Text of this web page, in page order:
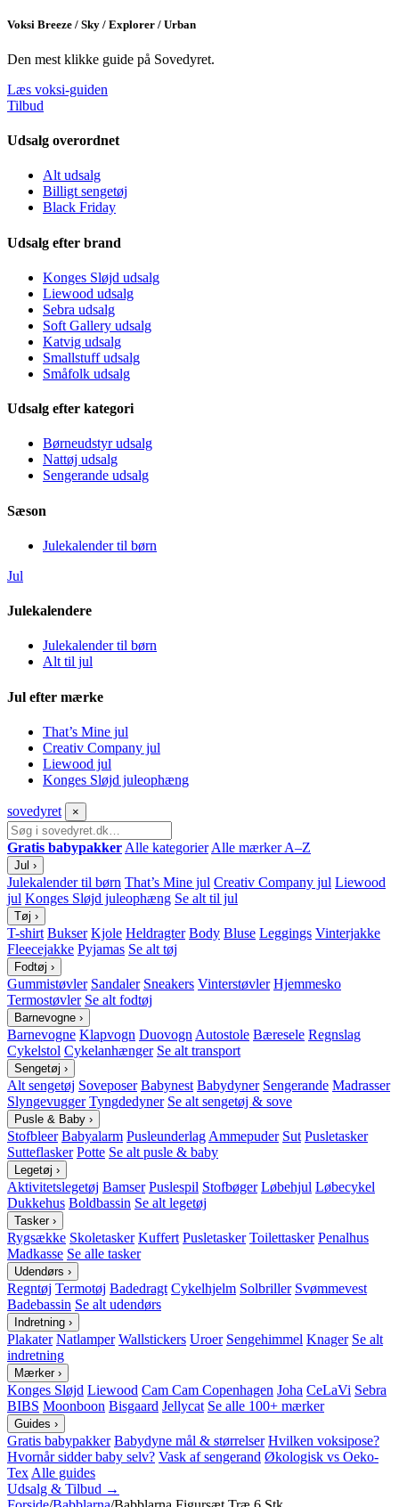
Voksi Breeze / Sky / Explorer / Urban
Den mest klikke guide på Sovedyret.
Læs voksi-guiden
Tilbud
Udsalg overordnet
Alt udsalg
Billigt sengetøj
Black Friday
Udsalg efter brand
Konges Sløjd udsalg
Liewood udsalg
Sebra udsalg
Soft Gallery udsalg
Katvig udsalg
Smallstuff udsalg
Småfolk udsalg
Udsalg efter kategori
Børneudstyr udsalg
Nattøj udsalg
Sengerande udsalg
Sæson
Julekalender til børn
Jul
Julekalendere
Julekalender til børn
Alt til jul
Jul efter mærke
That’s Mine jul
Creativ Company jul
Liewood jul
Konges Sløjd juleophæng
sovedyret ×
Gratis babypakker Alle kategorier Alle mærker A–Z
Jul ›
Julekalender til børn That’s Mine jul Creativ Company jul Liewood
jul Konges Sløjd juleophæng Se alt til jul
Tøj ›
T-shirt Bukser Kjole Heldragter Body Bluse Leggings Vinterjakke
Fleecejakke Pyjamas Se alt tøj
Fodtøj ›
Gummistøvler Sandaler Sneakers Vinterstøvler Hjemmesko
Termostøvler Se alt fodtøj
Barnevogne ›
Barnevogne Klapvogn Duovogn Autostole Bæresele Regnslag
Cykelstol Cykelanhænger Se alt transport
Sengetøj ›
Alt sengetøj Soveposer Babynest Babydyner Sengerande Madrasser
Slyngevugger Tyngdedyner Se alt sengetøj & sove
Pusle & Baby ›
Stofbleer Babyalarm Pusleunderlag Ammepuder Sut Pusletasker
Sutteflasker Potte Se alt pusle & baby
Legetøj ›
Aktivitetslegetøj Bamser Puslespil Stofbøger Løbehjul Løbecykel
Dukkehus Boldbassin Se alt legetøj
Tasker ›
Rygsække Skoletasker Kuffert Pusletasker Toilettasker Penalhus
Madkasse Se alle tasker
Udendørs ›
Regntøj Termotøj Badedragt Cykelhjelm Solbriller Svømmevest
Badebassin Se alt udendørs
Indretning ›
Plakater Natlamper Wallstickers Uroer Sengehimmel Knager Se alt
indretning
Mærker ›
Konges Sløjd Liewood Cam Cam Copenhagen Joha CeLaVi Sebra
BIBS Moonboon Bisgaard Jellycat Se alle 100+ mærker
Guides ›
Gratis babypakker Babydyne mål & størrelser Hvilken voksipose?
Hvornår sidder baby selv? Vask af sengerand Økologisk vs Oeko-
Tex Alle guides
Udsalg & Tilbud →